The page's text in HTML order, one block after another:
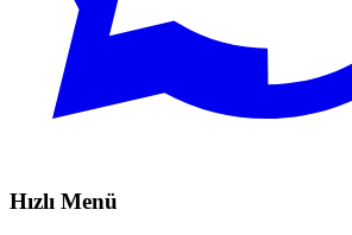
Hızlı Menü